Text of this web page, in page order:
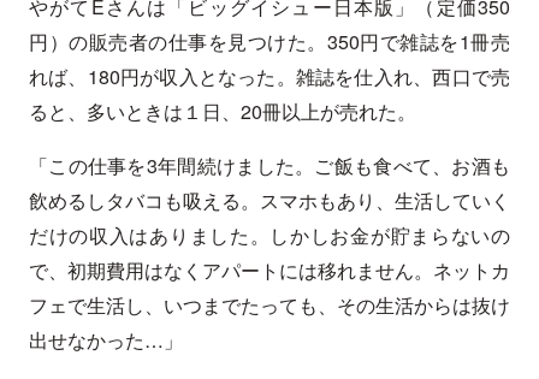
やがてEさんは「ビッグイシュー日本版」（定価350
円）の販売者の仕事を見つけた。350円で雑誌を1冊売
れば、180円が収入となった。雑誌を仕入れ、西口で売
ると、多いときは１日、20冊以上が売れた。
「この仕事を3年間続けました。ご飯も食べて、お酒も
飲めるしタバコも吸える。スマホもあり、生活していく
だけの収入はありました。しかしお金が貯まらないの
で、初期費用はなくアパートには移れません。ネットカ
フェで生活し、いつまでたっても、その生活からは抜け
出せなかった…」